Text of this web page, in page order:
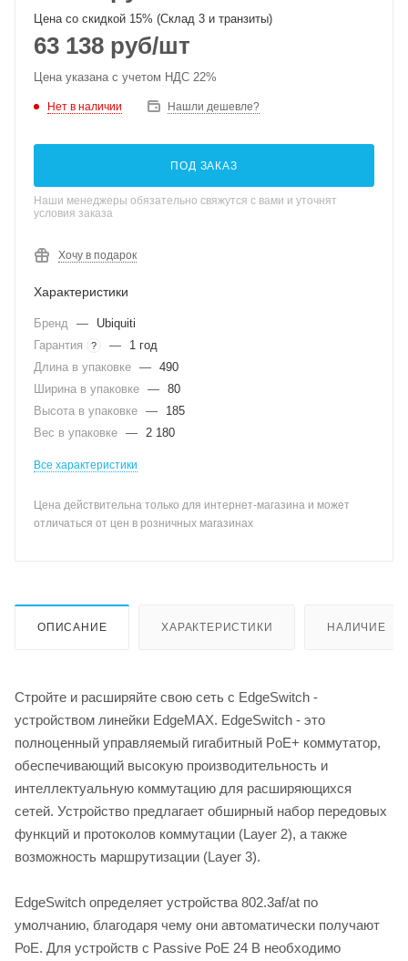
Цена со скидкой 15% (Склад 3 и транзиты)
63 138 руб/шт
Цена указана с учетом НДС 22%
Нет в наличии Нашли дешевле?
ПОД ЗАКАЗ
Наши менеджеры обязательно свяжутся с вами и уточнят
условия заказа
Хочу в подарок
Характеристики
Бренд —
Ubiquiti
Гарантия
? —
1 год
Длина в упаковке — 490
Ширина в упаковке — 80
Высота в упаковке —
185
Вес в упаковке — 2 180
Все характеристики
Цена действительна только для интернет-магазина и может
отличаться от цен в розничных магазинах
ОПИСАНИЕ ХАРАКТЕРИСТИКИ НАЛИЧИЕ
Стройте и расширяйте свою сеть с EdgeSwitch -
устройством линейки EdgeMAX. EdgeSwitch - это
полноценный управляемый гигабитный PoE+ коммутатор,
обеспечивающий высокую производительность и
интеллектуальную коммутацию для расширяющихся
сетей. Устройство предлагает обширный набор передовых
функций и протоколов коммутации (Layer 2), а также
возможность маршрутизации (Layer 3).
EdgeSwitch определяет устройства 802.3af/at по
умолчанию, благодаря чему они автоматически получают
РоЕ. Для устройств с Passive РоЕ 24 В необходимо